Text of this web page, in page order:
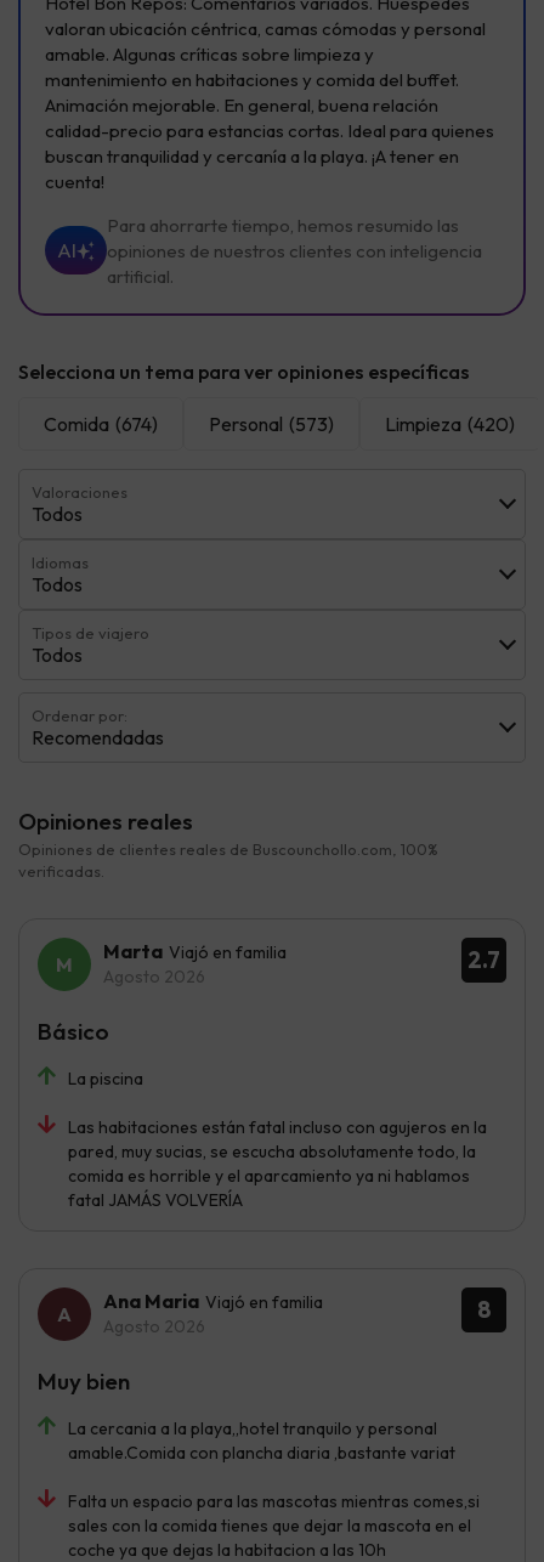
valoran ubicación céntrica, camas cómodas y personal
amable. Algunas críticas sobre limpieza y
mantenimiento en habitaciones y comida del buffet.
Animación mejorable. En general, buena relación
calidad-precio para estancias cortas. Ideal para quienes
buscan tranquilidad y cercanía a la playa. ¡A tener en
cuenta!
AI
Para ahorrarte tiempo, hemos resumido las
opiniones de nuestros clientes con inteligencia
artificial.
Selecciona un tema para ver opiniones específicas
Comida (674) Personal (573) Limpieza (420)
Valoraciones
Todos
Idiomas
Todos
Tipos de viajero
Todos
Ordenar por:
Recomendadas
Opiniones reales
Opiniones de clientes reales de Buscounchollo.com, 100%
verificadas.
2.7
Marta Viajó en familia
Agosto 2026
La piscina
Las habitaciones están fatal incluso con agujeros en la
pared, muy sucias, se escucha absolutamente todo, la
comida es horrible y el aparcamiento ya ni hablamos
fatal JAMÁS VOLVERÍA
Básico
8
Ana Maria Viajó en familia
Agosto 2026
La cercania a la playa,,hotel tranquilo y personal
amable.Comida con plancha diaria ,bastante variat
Falta un espacio para las mascotas mientras comes,si
sales con la comida tienes que dejar la mascota en el
coche ya que dejas la habitacion a las 10h
Muy bien